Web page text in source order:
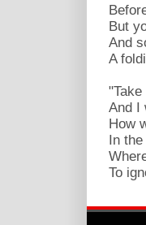
But
And
A
And I
How
In
To